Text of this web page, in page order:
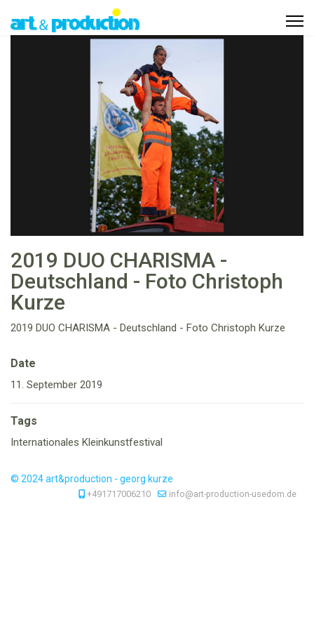
2019 DUO CHARISMA -
Deutschland - Foto Christoph
Kurze
2019 DUO CHARISMA - Deutschland - Foto Christoph Kurze
Date
11. September 2019
Tags
Internationales Kleinkunstfestival
© 2024 art&production - georg kurze
+491717006210 info@art-production-usedom.de